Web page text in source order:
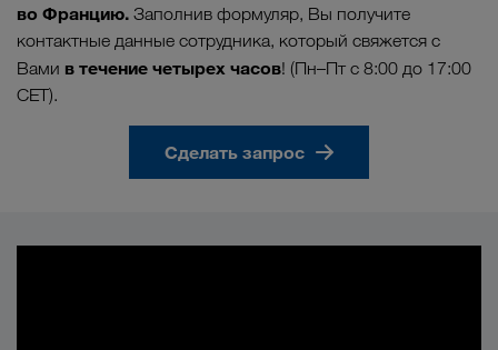
во Францию. Заполнив формуляр, Вы получите
контактные данные сотрудника, который свяжется с
Вами в течение четырех часов! (Пн–Пт с 8:00 до 17:00
CET).
Сделать запрос